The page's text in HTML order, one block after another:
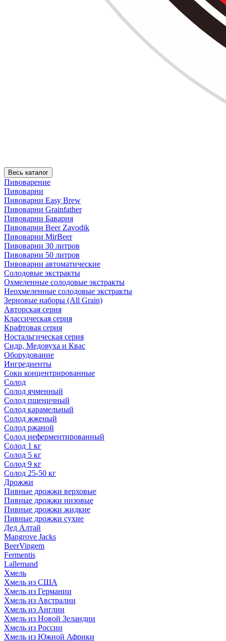
Весь каталог
Пивоварение
Пивоварни
Пивоварни Easy Brew
Пивоварни Grainfather
Пивоварни Бавария
Пивоварни Beer Zavodik
Пивоварни MirBeer
Пивоварни 30 литров
Пивоварни 50 литров
Пивоварни автоматические
Солодовые экстракты
Охмеленные солодовые экстракты
Неохмеленные солодовые экстракты
Зерновые наборы (All Grain)
Авторская серия
Классическая серия
Крафтовая серия
Ностальгическая серия
Сидр, Медовуха и Квас
Оборудование
Ингредиенты
Соки концентрированные
Солод
Солод ячменный
Солод пшеничный
Солод карамельный
Солод жженый
Солод ржаной
Солод неферментированный
Солод 1 кг
Солод 5 кг
Солод 9 кг
Солод 25-50 кг
Дрожжи
Пивные дрожжи верховые
Пивные дрожжи низовые
Пивные дрожжи жидкие
Пивные дрожжи сухие
Дед Алтай
Mangrove Jacks
BeerVingem
Fermentis
Lallemand
Хмель
Хмель из США
Хмель из Германии
Хмель из Австралии
Хмель из Англии
Хмель из Новой Зеландии
Хмель из России
Хмель из Южной Африки